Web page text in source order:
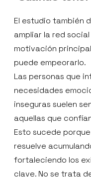
El estudio también
ampliar la red
motivación
puede empeorarlo.
Las personas que
necesidades
inseguras suelen
aquellas que
Esto sucede
resuelve
fortaleciendo los
clave. No se trata